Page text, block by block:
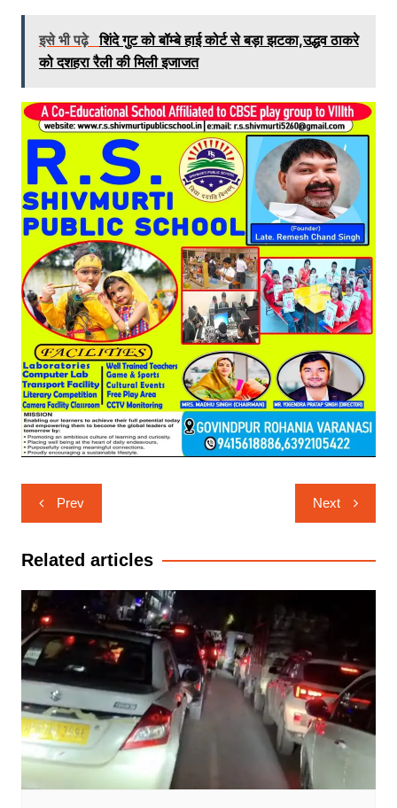
इसे भी पढ़े शिंदे गुट को बॉम्बे हाई कोर्ट से बड़ा झटका,उद्धव ठाकरे
को दशहरा रैली की मिली इजाजत
Post
navigation
Prev Next
Related articles